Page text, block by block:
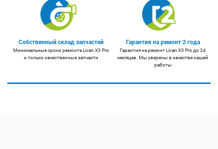
Собственный склад запчастей
Минимальные сроки ремонта Livan X3 Pro
и только качественные запчасти
Гарантия на ремонт 2 года
Гарантия на ремонт Livan X3 Pro до 24
месяцев. Мы уверены в качестве нашей
работы